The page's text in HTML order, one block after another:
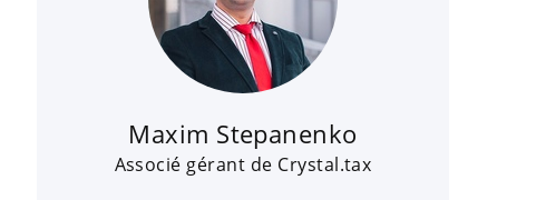
Maxim Stepanenko
Associé gérant de Crystal.tax